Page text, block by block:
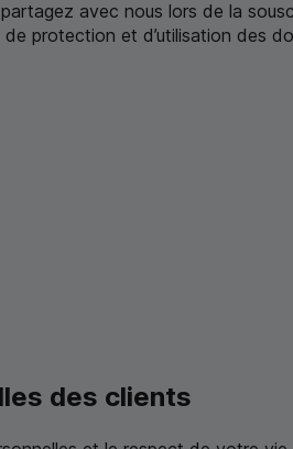
avec nous lors de la
protection et d’utilisation des
des clients